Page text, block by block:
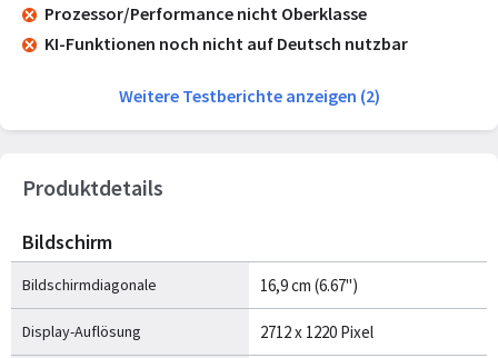
Prozessor/Performance nicht Oberklasse
KI-Funktionen noch nicht auf Deutsch nutzbar
Weitere Testberichte anzeigen (2)
Produktdetails
Bildschirm
Bildschirmdiagonale 16,9 cm (6.67")
Display-Auflösung 2712 x 1220 Pixel